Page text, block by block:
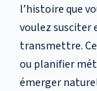
l’histoire que
voulez susciter
transmettre.
ou planifier
émerger